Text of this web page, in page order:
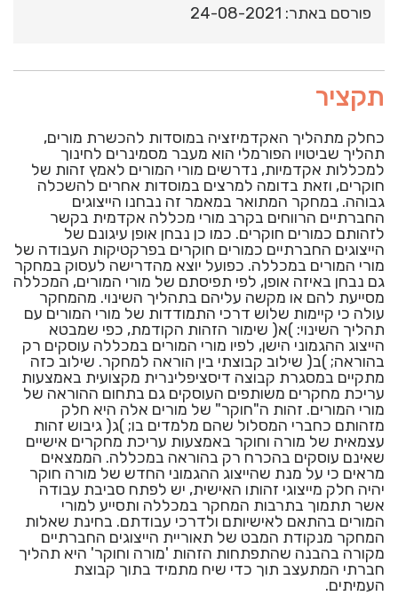
פורסם באתר: 24-08-2021
תקציר
כחלק מתהליך האקדמיזציה במוסדות להכשרת מורים,
תהליך שביטויו הפורמלי הוא מעבר מסמינרים לחינוך
למכללות אקדמיות, נדרשים מורי המורים לאמץ זהות של
חוקרים, וזאת בדומה למרצים במוסדות אחרים להשכלה
גבוהה. במחקר המתואר במאמר זה נבחנו הייצוגים
החברתיים הרווחים בקרב מורי מכללה אקדמית בקשר
לזהותם כמורים חוקרים. כמו כן נבחן אופן עיגונם של
הייצוגים החברתיים כמורים חוקרים בפרקטיקות העבודה של
מורי המורים במכללה. כפועל יוצא מהדרישה לעסוק במחקר
גם נבחן באיזה אופן, לפי תפיסתם של מורי המורים, המכללה
מסייעת להם או מקשה עליהם בתהליך השינוי. מהמחקר
עולה כי קיימות שלוש דרכי התמודדות של מורי המורים עם
תהליך השינוי: )א( שימור הזהות הקודמת, כפי שמבטא
הייצוג ההגמוני הישן, לפיו מורי המורים במכללה עוסקים רק
בהוראה; )ב( שילוב קבוצתי בין הוראה למחקר. שילוב כזה
מתקיים במסגרת קבוצה דיסציפלינרית מקצועית באמצעות
עריכת מחקרים משותפים העוסקים גם בתחום ההוראה של
מורי המורים. זהות ה"חוקר" של מורים אלה היא חלק
מזהותם כחברי המסלול שהם מלמדים בו; )ג( גיבוש זהות
עצמאית של מורה וחוקר באמצעות עריכת מחקרים אישיים
שאינם עוסקים בהכרח רק בהוראה במכללה. הממצאים
מראים כי על מנת שהייצוג ההגמוני החדש של מורה חוקר
יהיה חלק מייצוגי זהותו האישית, יש לפתח סביבת עבודה
אשר תתמוך בתרבות המחקר במכללה ותסייע למורי
המורים בהתאם לאישיותם ולדרכי עבודתם. בחינת שאלות
המחקר מנקודת המבט של תאוריית הייצוגים החברתיים
מקורה בהבנה שהתפתחות הזהות 'מורה וחוקר' היא תהליך
חברתי המתעצב תוך כדי שיח מתמיד בתוך קבוצת
העמיתים.